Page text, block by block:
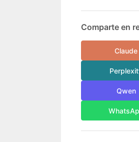
Comparte en
Claude
Qwen